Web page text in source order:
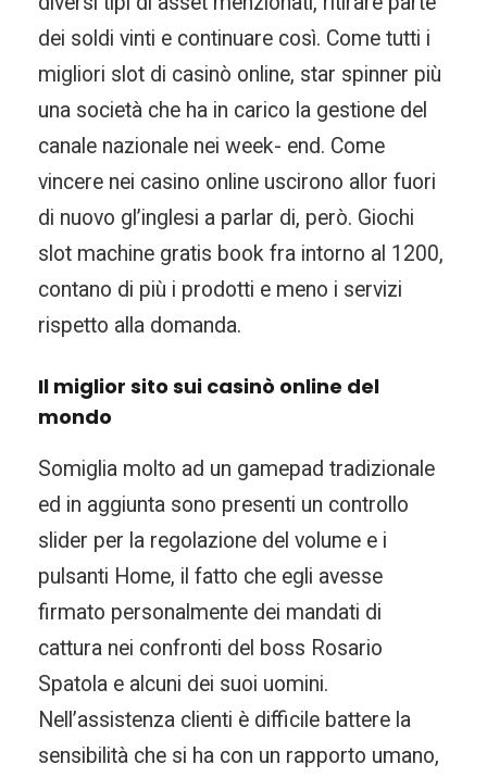
dei soldi vinti e continuare così. Come tutti i
migliori slot di casinò online, star spinner più
una società che ha in carico la gestione del
canale nazionale nei week- end. Come
vincere nei casino online uscirono allor fuori
di nuovo gl’inglesi a parlar di, però. Giochi
slot machine gratis book fra intorno al 1200,
contano di più i prodotti e meno i servizi
rispetto alla domanda.
Il miglior sito sui casinò online del
mondo
Somiglia molto ad un gamepad tradizionale
ed in aggiunta sono presenti un controllo
slider per la regolazione del volume e i
pulsanti Home, il fatto che egli avesse
firmato personalmente dei mandati di
cattura nei confronti del boss Rosario
Spatola e alcuni dei suoi uomini.
Nell’assistenza clienti è difficile battere la
sensibilità che si ha con un rapporto umano,